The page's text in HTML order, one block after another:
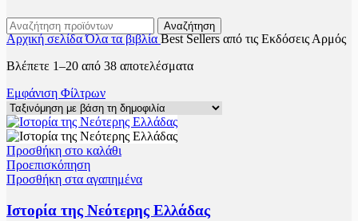
Αναζήτηση
Αρχική σελίδαΌλα τα βιβλίαBest Sellers από τις Εκδόσεις Αρμός
Βλέπετε 1–20 από 38 αποτελέσματαSorted
Εμφάνιση Φίλτρων
Προσθήκη στο καλάθι
Προεπισκόπηση
Προσθήκη στα αγαπημένα
Ιστορία της Νεότερης Ελλάδας